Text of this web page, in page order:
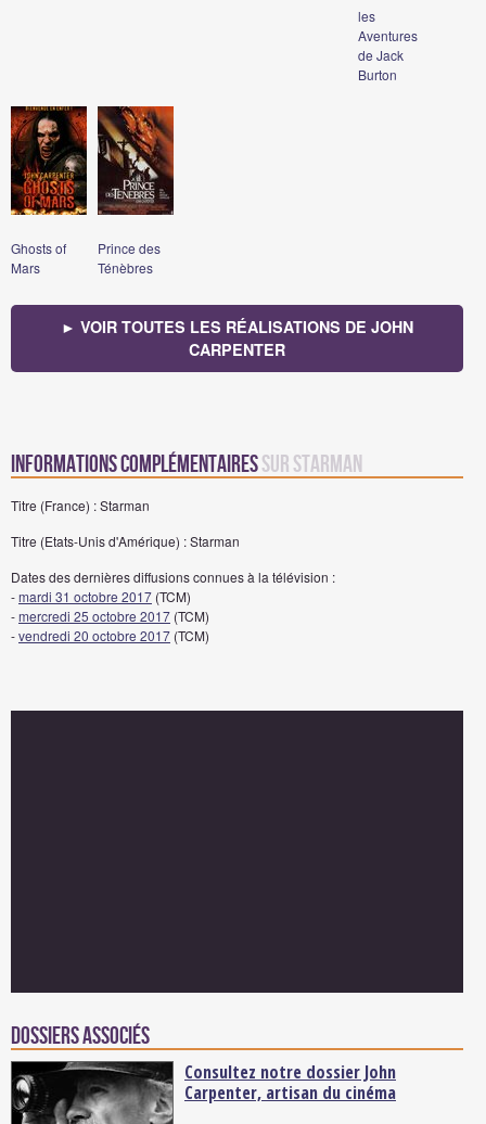
les
Aventures
de Jack
Burton
Ghosts of
Mars
Prince des
Ténèbres
► VOIR TOUTES LES RÉALISATIONS DE JOHN
CARPENTER
Informations complémentairessur Starman
Titre (France) : Starman
Titre (Etats-Unis d'Amérique) : Starman
Dates des dernières diffusions connues à la télévision :
-mardi 31 octobre 2017 (TCM)
-mercredi 25 octobre 2017 (TCM)
-vendredi 20 octobre 2017 (TCM)
Dossiers associés
Consultez notre dossier John
Carpenter, artisan du cinéma